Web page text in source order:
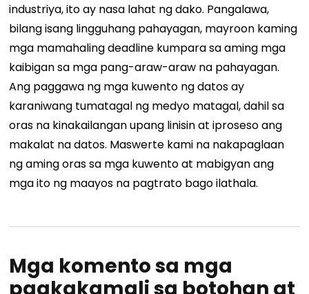
industriya, ito ay nasa lahat ng dako. Pangalawa,
bilang isang lingguhang pahayagan, mayroon kaming
mga mamahaling deadline kumpara sa aming mga
kaibigan sa mga pang-araw-araw na pahayagan.
Ang paggawa ng mga kuwento ng datos ay
karaniwang tumatagal ng medyo matagal, dahil sa
oras na kinakailangan upang linisin at iproseso ang
makalat na datos. Maswerte kami na nakapaglaan
ng aming oras sa mga kuwento at mabigyan ang
mga ito ng maayos na pagtrato bago ilathala.
Mga komento sa mga